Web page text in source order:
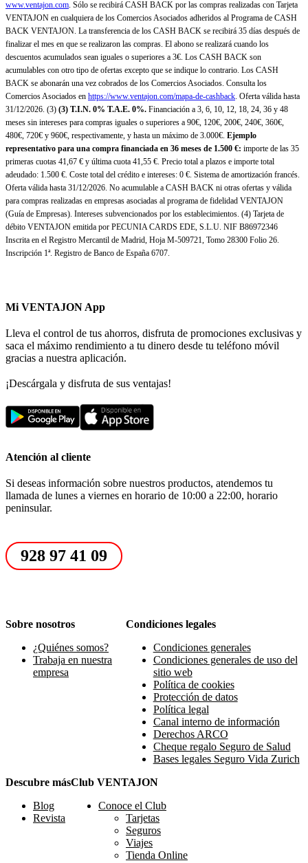
www.ventajon.com. Sólo se recibirá CASH BACK por las compras realizadas con Tarjeta
VENTAJON en cualquiera de los Comercios Asociados adheridos al Programa de CASH
BACK VENTAJON. La transferencia de los CASH BACK se recibirá 35 días después de
finalizar el mes en que se realizaron las compras. El abono se realizará cuando los
descuentos acumulados sean iguales o superiores a 3€. Los CASH BACK son
acumulables con otro tipo de ofertas excepto que se indique lo contrario. Los CASH
BACK se abonarán una vez cobrados de los Comercios Asociados. Consulta los
Comercios Asociados en https://www.ventajon.com/mapa-de-cashback. Oferta válida hasta
31/12/2026. (3) (3) T.I.N. 0% T.A.E. 0%. Financiación a 3, 6, 10, 12, 18, 24, 36 y 48
meses sin intereses para compras iguales o superiores a 90€, 120€, 200€, 240€, 360€,
480€, 720€ y 960€, respectivamente, y hasta un máximo de 3.000€. Ejemplo
representativo para una compra financiada en 36 meses de 1.500 €: importe de las 35
primeras cuotas 41,67 € y última cuota 41,55 €. Precio total a plazos e importe total
adeudado: 1.500 €. Coste total del crédito e intereses: 0 €. Sistema de amortización francés.
Oferta válida hasta 31/12/2026. No acumulable a CASH BACK ni otras ofertas y válida
para compras realizadas en empresas asociadas al programa de fidelidad VENTAJON
(Guía de Empresas). Intereses subvencionados por los establecimientos. (4) Tarjeta de
débito VENTAJON emitida por PECUNIA CARDS EDE, S.L.U. NIF B86972346
Inscrita en el Registro Mercantil de Madrid, Hoja M-509721, Tomo 28300 Folio 26.
Inscripción 1ª. Registro de Banco de España 6707.
Mi VENTAJON App
Lleva el control de tus ahorros, disfruta de promociones exclusivas y
saca el máximo rendimiento a tu dinero desde tu teléfono móvil
gracias a nuestra aplicación.
¡Descárgala y disfruta de sus ventajas!
Atención al cliente
Si deseas información sobre nuestros productos, atendemos tu
llamada de lunes a viernes en horario de 10:00 a 22:00, horario
peninsular.
928 97 41 09
Sobre nosotros
¿Quiénes somos?
Trabaja en nuestra
empresa
Condiciones legales
Condiciones generales
Condiciones generales de uso del
sitio web
Política de cookies
Protección de datos
Política legal
Canal interno de información
Derechos ARCO
Cheque regalo Seguro de Salud
Bases legales Seguro Vida Zurich
Descubre más
Blog
Revista
Club VENTAJON
Conoce el Club
Tarjetas
Seguros
Viajes
Tienda Online